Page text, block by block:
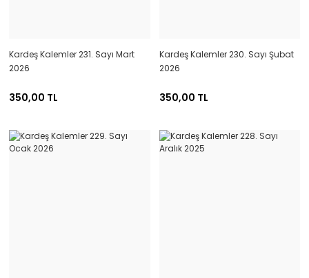
Kardeş Kalemler 231. Sayı Mart
2026
350,00 TL
Kardeş Kalemler 230. Sayı Şubat
2026
350,00 TL